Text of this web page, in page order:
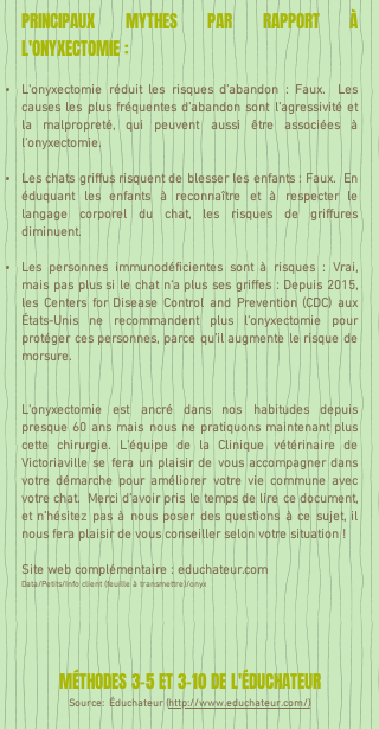
PRINCIPAUX MYTHES PAR RAPPORT À
L'ONYXECTOMIE :
L'onyxectomie réduit les risques d’abandon : Faux. Les
causes les plus fréquentes d’abandon sont l’agressivité et
la malpropreté, qui peuvent aussi être associées à
l'onyxectomie.
Les chats griffus risquent de blesser les enfants : Faux. En
éduquant les enfants à reconnaître et à respecter le
langage corporel du chat, les risques de griffures
diminuent.
Les personnes immunodéficientes sont à risques : Vrai,
mais pas plus si le chat n'a plus ses griffes : Depuis 2015,
les Centers for Disease Control and Prevention (CDC) aux
États-Unis ne recommandent plus l'onyxectomie pour
protéger ces personnes, parce qu’il augmente le risque de
morsure.
L'onyxectomie est ancré dans nos habitudes depuis
presque 60 ans mais nous ne pratiquons maintenant plus
cette chirurgie. L'équipe de la Clinique vétérinaire de
Victoriaville se fera un plaisir de vous accompagner dans
votre démarche pour améliorer votre vie commune avec
votre chat. Merci d’avoir pris le temps de lire ce document,
et n’hésitez pas à nous poser des questions à ce sujet, il
nous fera plaisir de vous conseiller selon votre situation !
Site web complémentaire : educhateur.com
Data/Petits/Info client (feuille à transmettre)/onyx
MÉTHODES 3-5 ET 3-10 DE L'ÉDUCHATEUR
Source: Éduchateur (http://www.educhateur.com/)